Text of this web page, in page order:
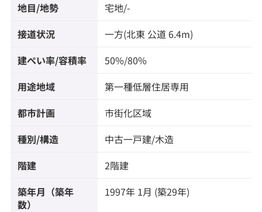
地目/地勢 宅地/-
接道状況 一方(北東 公道 6.4m)
建ぺい率/容積率 50%/80%
用途地域 第一種低層住居専用
都市計画 市街化区域
種別/構造 中古一戸建/木造
階建 2階建
築年月（築年
数）
1997年 1月 (築29年)